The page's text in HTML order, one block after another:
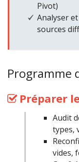
Pivot)
Analyser
sources
Programme
Préparer
Audit
types,
vides,